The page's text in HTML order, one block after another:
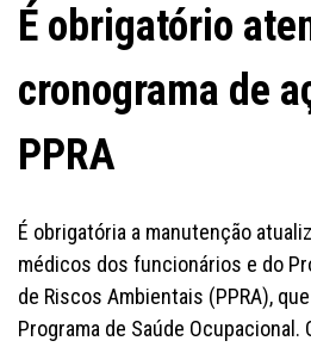
É obrigatório
cronograma de
PPRA
É obrigatória a manutenção
médicos dos funcionários e do
de Riscos Ambientais (PPRA),
Programa de Saúde Ocupacional.